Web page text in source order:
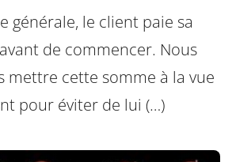
générale, le client paie sa
de commencer. Nous
mettre cette somme à la vue
pour éviter de lui (…)